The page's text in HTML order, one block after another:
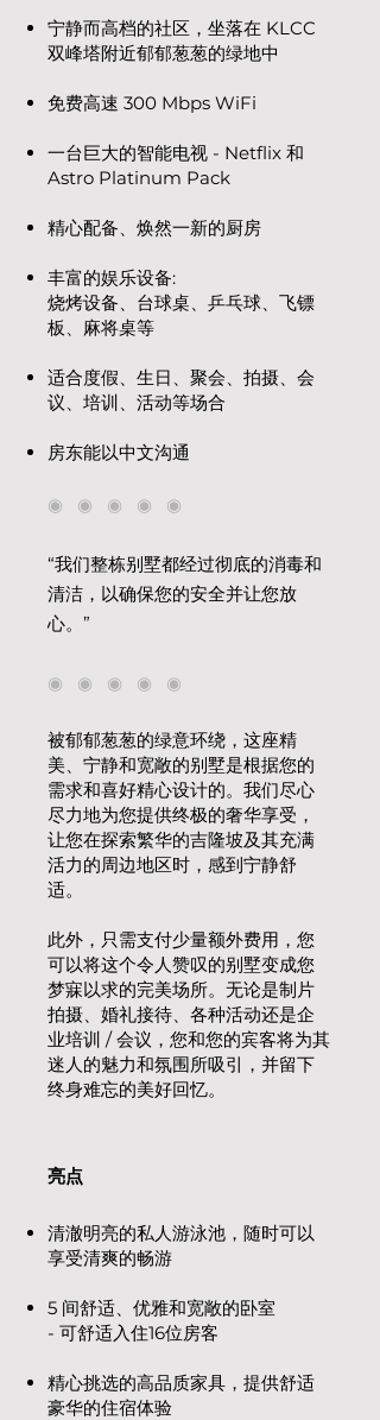
宁静而高档的社区，坐落在 KLCC
双峰塔附近郁郁葱葱的绿地中
免费高速 300 Mbps WiFi
一台巨大的智能电视 - Netflix 和
Astro Platinum Pack
精心配备、焕然一新的厨房
丰富的娱乐设备:
烧烤设备、台球桌、乒乓球、飞镖
板、麻将桌等
适合度假、生日、聚会、拍摄、会
议、培训、活动等场合
房东能以中文沟通
◉ ◉ ◉ ◉ ◉
“我们整栋别墅都经过彻底的消毒和
清洁，以确保您的安全并让您放
心。”
◉ ◉ ◉ ◉ ◉
被郁郁葱葱的绿意环绕，这座精
美、宁静和宽敞的别墅是根据您的
需求和喜好精心设计的。我们尽心
尽力地为您提供终极的奢华享受，
让您在探索繁华的吉隆坡及其充满
活力的周边地区时，感到宁静舒
适。
此外，只需支付少量额外费用，您
可以将这个令人赞叹的别墅变成您
梦寐以求的完美场所。无论是制片
拍摄、婚礼接待、各种活动还是企
业培训 / 会议，您和您的宾客将为其
迷人的魅力和氛围所吸引，并留下
终身难忘的美好回忆。
亮点
清澈明亮的私人游泳池，随时可以
享受清爽的畅游
5 间舒适、优雅和宽敞的卧室
- 可舒适入住16位房客​
精心挑选的高品质家具，提供舒适
豪华的住宿体验